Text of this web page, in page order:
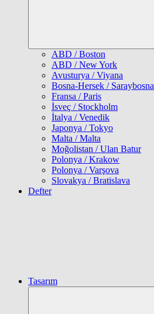
ABD / Boston
ABD / New York
Avusturya / Viyana
Bosna-Hersek / Saraybosna
Fransa / Paris
İsveç / Stockholm
İtalya / Venedik
Japonya / Tokyo
Malta / Malta
Moğolistan / Ulan Batur
Polonya / Krakow
Polonya / Varşova
Slovakya / Bratislava
Defter
Tasarım